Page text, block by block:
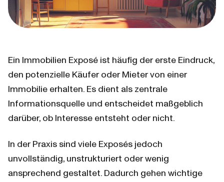
Ein Immobilien Exposé ist häufig der erste Eindruck,
den potenzielle Käufer oder Mieter von einer
Immobilie erhalten. Es dient als zentrale
Informationsquelle und entscheidet maßgeblich
darüber, ob Interesse entsteht oder nicht.
In der Praxis sind viele Exposés jedoch
unvollständig, unstrukturiert oder wenig
ansprechend gestaltet. Dadurch gehen wichtige